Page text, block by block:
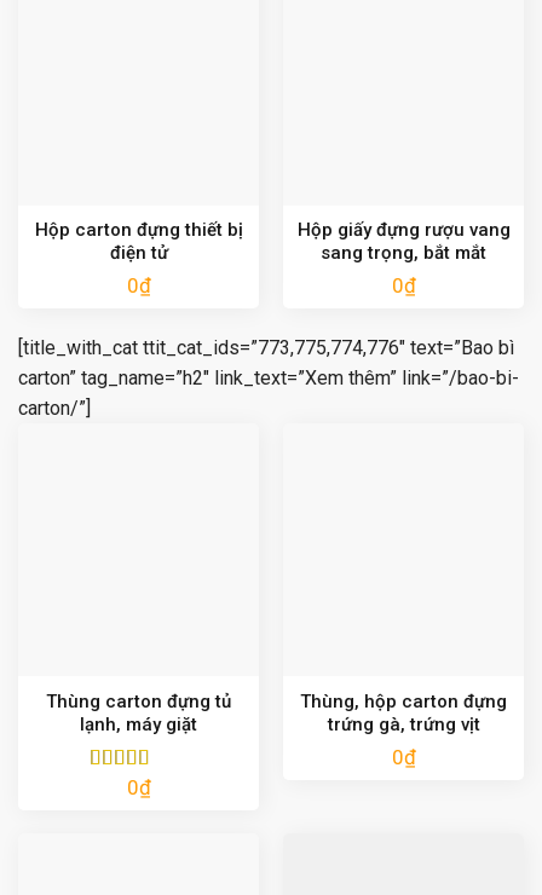
Hộp carton đựng thiết bị
điện tử
0₫
Hộp giấy đựng rượu vang
sang trọng, bắt mắt
0₫
[title_with_cat ttit_cat_ids=”773,775,774,776″ text=”Bao bì
carton” tag_name=”h2″ link_text=”Xem thêm” link=”/bao-bi-
carton/”]
Thùng carton đựng tủ
lạnh, máy giặt
Được xếp
0₫
Thùng, hộp carton đựng
trứng gà, trứng vịt
0₫